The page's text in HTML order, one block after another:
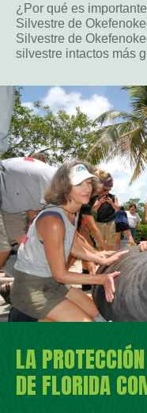
¿Por qué es
Silvestre de
Silvestre de
silvestre intactos más
LA
DE FLORIDA